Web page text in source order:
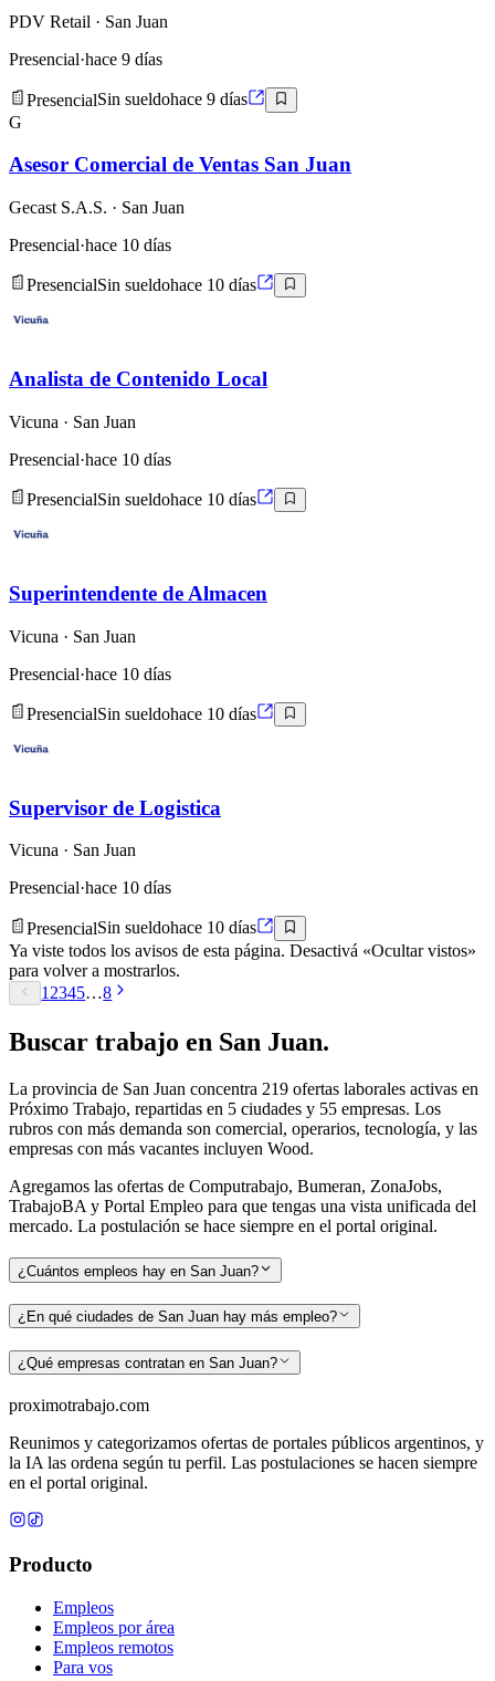
PDV Retail · San Juan
Presencial·hace 9 días
PresencialSin sueldohace 9 días
G
Asesor Comercial de Ventas San Juan
Gecast S.A.S. · San Juan
Presencial·hace 10 días
PresencialSin sueldohace 10 días
Analista de Contenido Local
Vicuna · San Juan
Presencial·hace 10 días
PresencialSin sueldohace 10 días
Superintendente de Almacen
Vicuna · San Juan
Presencial·hace 10 días
PresencialSin sueldohace 10 días
Supervisor de Logistica
Vicuna · San Juan
Presencial·hace 10 días
PresencialSin sueldohace 10 días
Ya viste todos los avisos de esta página. Desactivá «Ocultar vistos»
para volver a mostrarlos.
1 2345…8
Buscar trabajo en San Juan.
La provincia de San Juan concentra 219 ofertas laborales activas en
Próximo Trabajo, repartidas en 5 ciudades y 55 empresas. Los
rubros con más demanda son comercial, operarios, tecnología, y las
empresas con más vacantes incluyen Wood.
Agregamos las ofertas de Computrabajo, Bumeran, ZonaJobs,
TrabajoBA y Portal Empleo para que tengas una vista unificada del
mercado. La postulación se hace siempre en el portal original.
¿Cuántos empleos hay en San Juan?
¿En qué ciudades de San Juan hay más empleo?
¿Qué empresas contratan en San Juan?
proximotrabajo.com
Reunimos y categorizamos ofertas de portales públicos argentinos, y
la IA las ordena según tu perfil. Las postulaciones se hacen siempre
en el portal original.
Producto
Empleos
Empleos por área
Empleos remotos
Para vos